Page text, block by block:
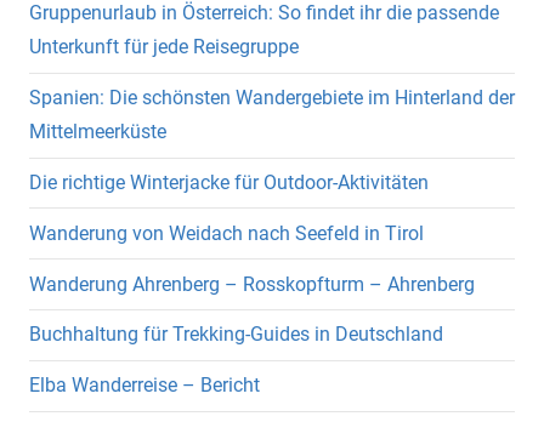
Gruppenurlaub in Österreich: So findet ihr die passende
Unterkunft für jede Reisegruppe
Spanien: Die schönsten Wandergebiete im Hinterland der
Mittelmeerküste
Die richtige Winterjacke für Outdoor-Aktivitäten
Wanderung von Weidach nach Seefeld in Tirol
Wanderung Ahrenberg – Rosskopfturm – Ahrenberg
Buchhaltung für Trekking-Guides in Deutschland
Elba Wanderreise – Bericht